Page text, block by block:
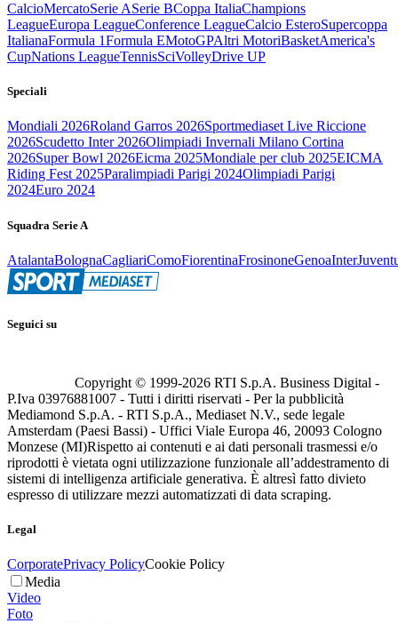
CalcioMercatoSerie ASerie BCoppa ItaliaChampions
LeagueEuropa LeagueConference LeagueCalcio EsteroSupercoppa
ItalianaFormula 1Formula EMotoGPAltri MotoriBasketAmerica's
CupNations LeagueTennisSciVolleyDrive UP
Speciali
Mondiali 2026Roland Garros 2026Sportmediaset Live Riccione
2026Scudetto Inter 2026Olimpiadi Invernali Milano Cortina
2026Super Bowl 2026Eicma 2025Mondiale per club 2025EICMA
Riding Fest 2025Paralimpiadi Parigi 2024Olimpiadi Parigi
2024Euro 2024
Squadra Serie A
AtalantaBolognaCagliariComoFiorentinaFrosinoneGenoaInter
Seguici su
Copyright © 1999-2026 RTI S.p.A. Business Digital -
P.Iva 03976881007 - Tutti i diritti riservati - Per la pubblicità
Mediamond S.p.A. - RTI S.p.A., Mediaset N.V., sede legale
Amsterdam (Paesi Bassi) - Uffici Viale Europa 46, 20093 Cologno
Monzese (MI)Rispetto ai contenuti e ai dati personali trasmessi e/o
riprodotti è vietata ogni utilizzazione funzionale all’addestramento di
sistemi di intelligenza artificiale generativa. È altresì fatto divieto
espresso di utilizzare mezzi automatizzati di data scraping.
Legal
CorporatePrivacy PolicyCookie Policy
Media
Video
Foto